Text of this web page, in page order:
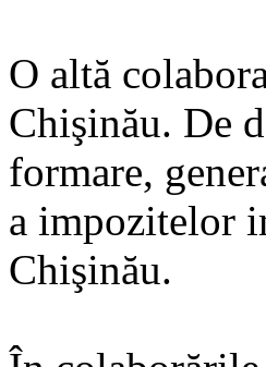
O altă
Chişinău. De
formare,
a impozitelor
Chişinău.